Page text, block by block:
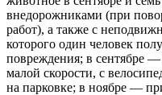
внедорожниками (при
работ), а также с
которого один человек
повреждения; в сентябре
малой скорости, с
на парковке; в ноябре —